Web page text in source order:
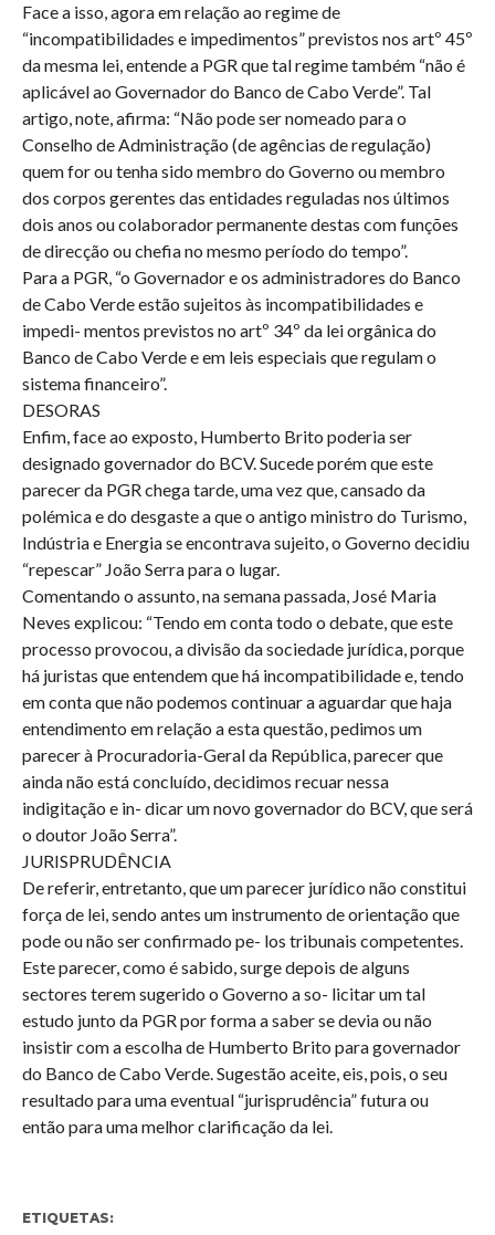
Face a isso, agora em relação ao regime de
“incompatibilidades e impedimentos” previstos nos artº 45º
da mesma lei, entende a PGR que tal regime também “não é
aplicável ao Governador do Banco de Cabo Verde”. Tal
artigo, note, afirma: “Não pode ser nomeado para o
Conselho de Administração (de agências de regulação)
quem for ou tenha sido membro do Governo ou membro
dos corpos gerentes das entidades reguladas nos últimos
dois anos ou colaborador permanente destas com funções
de direcção ou chefia no mesmo período do tempo”.
Para a PGR, “o Governador e os administradores do Banco
de Cabo Verde estão sujeitos às incompatibilidades e
impedi- mentos previstos no artº 34º da lei orgânica do
Banco de Cabo Verde e em leis especiais que regulam o
sistema financeiro”.
DESORAS
Enfim, face ao exposto, Humberto Brito poderia ser
designado governador do BCV. Sucede porém que este
parecer da PGR chega tarde, uma vez que, cansado da
polémica e do desgaste a que o antigo ministro do Turismo,
Indústria e Energia se encontrava sujeito, o Governo decidiu
“repescar” João Serra para o lugar.
Comentando o assunto, na semana passada, José Maria
Neves explicou: “Tendo em conta todo o debate, que este
processo provocou, a divisão da sociedade jurídica, porque
há juristas que entendem que há incompatibilidade e, tendo
em conta que não podemos continuar a aguardar que haja
entendimento em relação a esta questão, pedimos um
parecer à Procuradoria-Geral da República, parecer que
ainda não está concluído, decidimos recuar nessa
indigitação e in- dicar um novo governador do BCV, que será
o doutor João Serra”.
JURISPRUDÊNCIA
De referir, entretanto, que um parecer jurídico não constitui
força de lei, sendo antes um instrumento de orientação que
pode ou não ser confirmado pe- los tribunais competentes.
Este parecer, como é sabido, surge depois de alguns
sectores terem sugerido o Governo a so- licitar um tal
estudo junto da PGR por forma a saber se devia ou não
insistir com a escolha de Humberto Brito para governador
do Banco de Cabo Verde. Sugestão aceite, eis, pois, o seu
resultado para uma eventual “jurisprudência” futura ou
então para uma melhor clarificação da lei.
ETIQUETAS: